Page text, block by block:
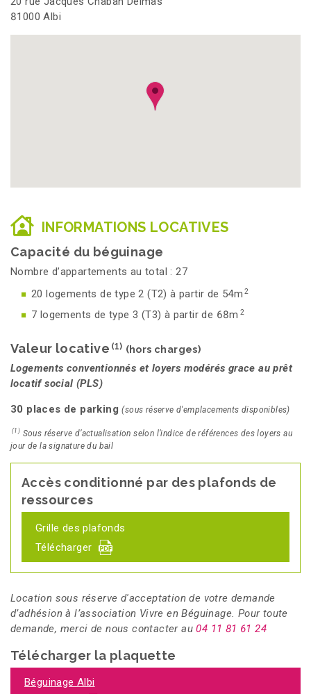
81000 Albi
INFORMATIONS LOCATIVES
Capacité du béguinage
Nombre d’appartements au total : 27
20 logements de type 2 (T2) à partir de 54m 2
7 logements de type 3 (T3) à partir de 68m 2
Valeur locative (1) (hors charges)
Logements conventionnés et loyers modérés grace au prêt
locatif social (PLS)
30 places de parking(sous réserve d'emplacements disponibles)
(1) Sous réserve d’actualisation selon l’indice de références des loyers au
jour de la signature du bail
Accès conditionné par des plafonds de
ressources
Grille des plafonds
Télécharger
Location sous réserve d'acceptation de votre demande
d’adhésion à l’association Vivre en Béguinage. Pour toute
demande, merci de nous contacter au04 11 81 61 24
Télécharger la plaquette
Béguinage Albi